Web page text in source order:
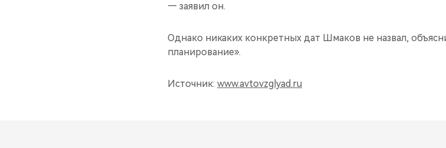
— заявил он.
Однако никаких конкретных дат Шмаков не назвал,
планирование».
Источник: www.avtovzglyad.ru